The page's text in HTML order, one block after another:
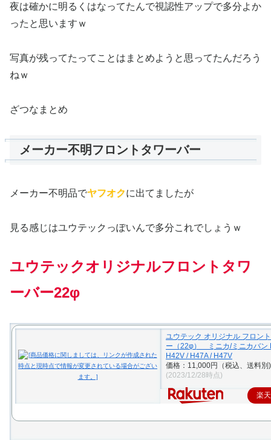
夜は確かに明るくはなってたんで視認性アップで多分よか
ったと思いますｗ
写真が残ってたってことはまとめようと思ってたんだろう
ねｗ
ざつなまとめ
メーカー不明フロントタワーバー
メーカー不明品でヤフオクに出てましたが
見る感じはユウテックっぽいんで多分これでしょうｗ
ユウテックオリジナルフロントタワ
ーバー22φ
ユウテック オリジナル フロン
ー（22φ） ミニカ/ミニカバン
H42V / H47A / H47V
価格：11,000円（税込、送料別)
(2023/12/28時点)
楽